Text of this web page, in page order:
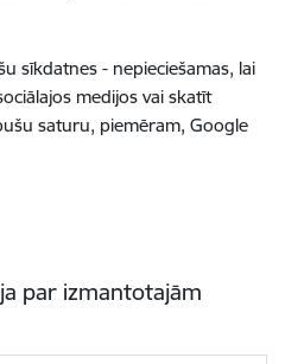
sīkdatnes - nepieciešamas, lai
medijos vai skatīt
saturu, piemēram, Google
par izmantotajām